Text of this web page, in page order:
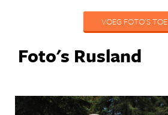
VOEG FOTO'S TOE
Foto's Rusland